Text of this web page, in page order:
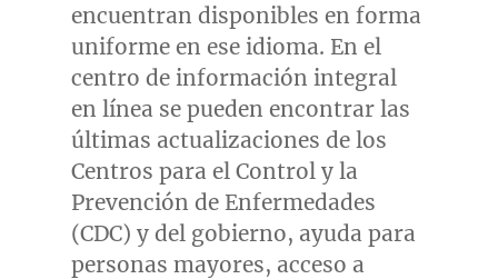
encuentran disponibles en forma
uniforme en ese idioma. En el
centro de información integral
en línea se pueden encontrar las
últimas actualizaciones de los
Centros para el Control y la
Prevención de Enfermedades
(CDC) y del gobierno, ayuda para
personas mayores, acceso a